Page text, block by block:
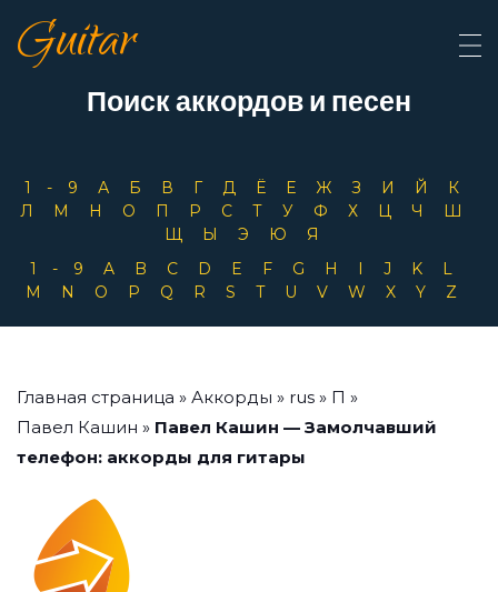
Guitar
Поиск аккордов и песен
1-9 А Б В Г Д Ё Е Ж З И Й
К
Л
М Н О П Р С Т У Ф Х Ц Ч
Ш
Щ
Ы Э Ю
Я
1-9
A B C D E F G H I J K
L
M
N O P Q R S T U V W X Y Z
Главная страница » Аккорды » rus » П »
Павел Кашин » Павел Кашин — Замолчавший
телефон: аккорды для гитары